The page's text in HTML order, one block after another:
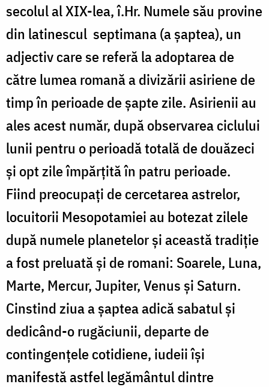
secolul al XIX-lea, î.Hr. Numele său provine
din latinescul septimana (a șaptea), un
adjectiv care se referă la adoptarea de
către lumea romană a divizării asiriene de
timp în perioade de șapte zile. Asirienii au
ales acest număr, după observarea ciclului
lunii pentru o perioadă totală de douăzeci
și opt zile împărțită în patru perioade.
Fiind preocupaţi de cercetarea astrelor,
locuitorii Mesopotamiei au botezat zilele
după numele planetelor și această tradiție
a fost preluată şi de romani: Soarele, Luna,
Marte, Mercur, Jupiter, Venus și Saturn.
Cinstind ziua a șaptea adică sabatul și
dedicând-o rugăciunii, departe de
contingențele cotidiene, iudeii îşi
manifestă astfel legământul dintre